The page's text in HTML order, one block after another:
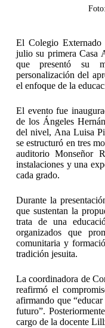
El Colegio
julio su primera Casa
que presentó su
personalización del
el enfoque de la
El evento fue
de los Ángeles
del nivel, Ana Luisa
se estructuró en tres
auditorio Monseñor
instalaciones y una
cada grado.
Durante la
que sustentan la
trata de una
organizados que
comunitaria y
tradición jesuita.
La coordinadora de
reafirmó el
afirmando que
futuro”.
cargo de la docente